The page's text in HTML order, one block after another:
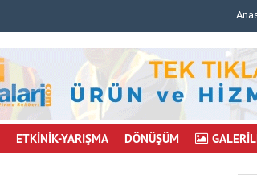
Erden Timur: İnşaat maliyetleri artmaya
ETKİNİK-YARIŞMA DÖNÜŞÜM